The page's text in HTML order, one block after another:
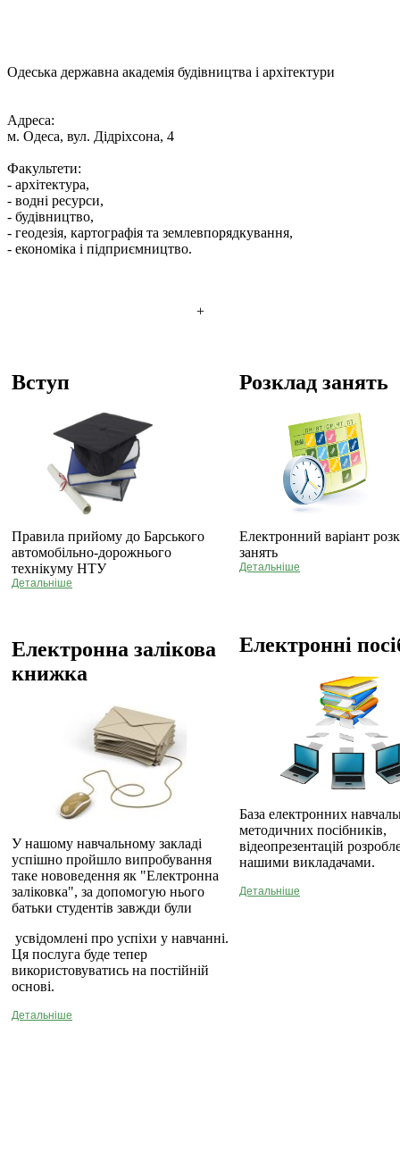
Одеська державна академія будівництва і архітектури
Адреса:
м. Одеса, вул. Дідріхсона, 4
Факультети:
- архітектура,
- водні ресурси,
- будівництво,
- геодезія, картографія та землевпорядкування,
- економіка і підприємництво.
+
Вступ
Правила прийому до Барського
автомобільно-дорожнього
технікуму НТУ
Детальніше
Електронна залікова
книжка
У нашому навчальному закладі
успішно пройшло випробування
таке нововедення як "Електронна
заліковка", за допомогую нього
батьки студентів завжди були
усвідомлені про успіхи у навчанні.
Ця послуга буде тепер
використовуватись на постійній
основі.
Детальніше
Розклад занять
Електронний варіант
занять
Детальніше
Електронні
База електронних
методичних посібників,
відеопрезентацій
нашими викладачами.
Детальніше